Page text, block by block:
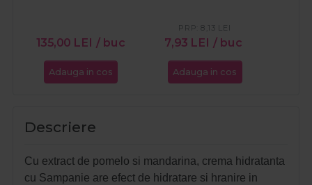
135,00 LEI / buc
Adauga in cos
7,93 LEI / buc
PRP:8,13 LEI
Adauga in cos
Descriere
Cu extract de pomelo si mandarina, crema hidratanta
cu Sampanie are efect de hidratare si hranire in